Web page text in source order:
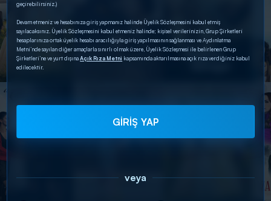
geçirebilirsiniz.)
Devam etmeniz ve hesabınıza giriş yapmanız halinde Üyelik Sözleşmesini kabul etmiş
sayılacaksınız. Üyelik Sözleşmesini kabul etmeniz halinde; kişisel verilerinizin, Grup Şirketleri
hesaplarınıza ortak üyelik hesabı aracılığıyla giriş yapılmasının sağlanması ve Aydınlatma
Metni’nde sayılan diğer amaçlarla sınırlı olmak üzere, Üyelik Sözleşmesi ile belirlenen Grup
Şirketleri’ne ve yurt dışınaAçık Rıza Metni kapsamında aktarılmasına açık rıza verdiğiniz kabul
edilecektir.
GİRİŞ YAP
veya